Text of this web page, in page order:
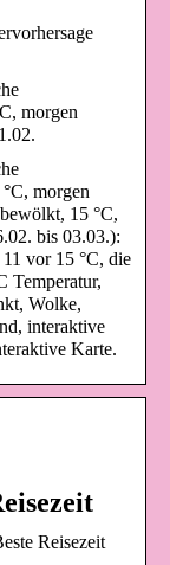
morgen
morgen
15 °C,
bis 03.03.):
vor 15 °C, die
Temperatur,
Wolke,
interaktive
Karte.
Reisezeit